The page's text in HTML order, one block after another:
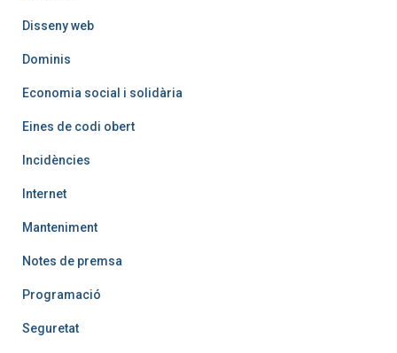
Disseny web
Dominis
Economia social i solidària
Eines de codi obert
Incidències
Internet
Manteniment
Notes de premsa
Programació
Seguretat